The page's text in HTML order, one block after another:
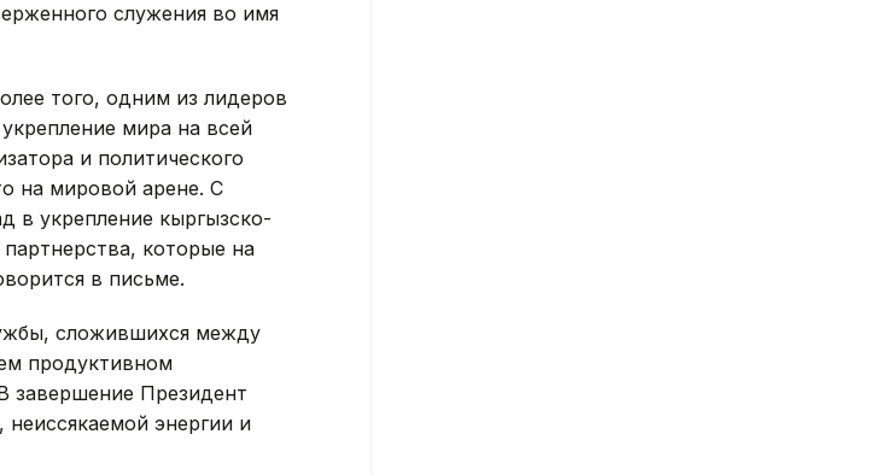
служения во имя
того, одним из лидеров
мира на всей
и политического
на мировой арене. С
в укрепление кыргызско-
которые на
в письме.
сложившихся между
продуктивном
завершение Президент
неиссякаемой энергии и